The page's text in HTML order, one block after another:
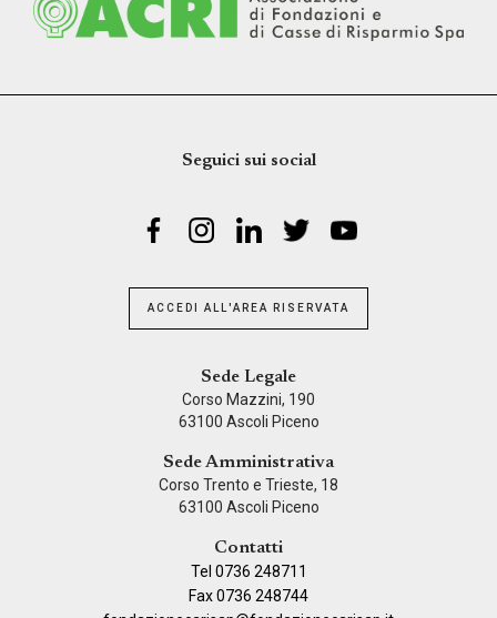
Seguici sui social
ACCEDI ALL'AREA RISERVATA
Sede Legale
Corso Mazzini, 190
63100 Ascoli Piceno
Sede Amministrativa
Corso Trento e Trieste, 18
63100 Ascoli Piceno
Contatti
Tel 0736 248711
Fax 0736 248744